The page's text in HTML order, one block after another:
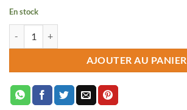
En stock
AJOUTER AU PANIER